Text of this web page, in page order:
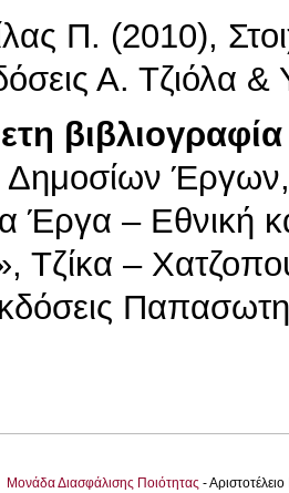
Π. (2010),
Α. Τζιόλα &
βιβλιογραφία
Δημοσίων
Έργα – Εθνική
Τζίκα –
Μονάδα Διασφάλισης Ποιότητας -